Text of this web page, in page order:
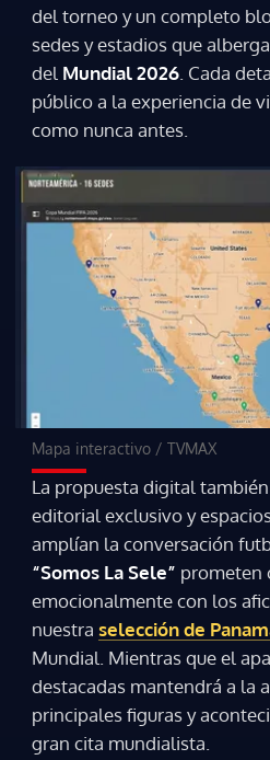
Gracias por
del torneo y un completo
sedes y estadios que
del Mundial 2026 . Cada
público a la experiencia de
como nunca antes.
Mapa interactivo / TVMAX
La propuesta digital
editorial exclusivo y
amplían la conversación
“Somos La Sele” prometen
emocionalmente con los
nuestra selección de
Mundial. Mientras que el
destacadas mantendrá a la
principales figuras y
gran cita mundialista.